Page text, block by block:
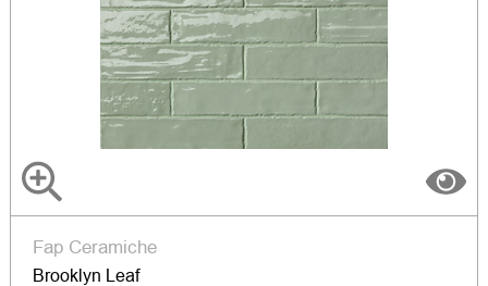
Fap Ceramiche
Brooklyn Leaf